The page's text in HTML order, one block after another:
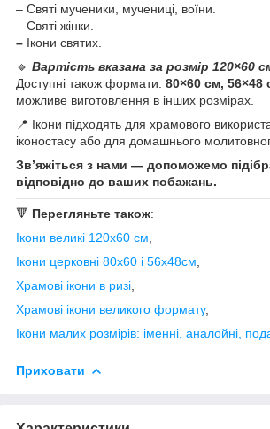
– Святі мученики, мучениці, воїни.
– Святі жінки.
– Ікони святих.
🔹 Вартість вказана за розмір 120×60
Доступні також формати: 80×60 см, 56×48
можливе виготовлення в інших розмірах.
📍 Ікони підходять для храмового
іконостасу або для домашнього
Зв’яжіться з нами — допоможемо
відповідно до ваших побажань.
🔻 Перегляньте також:
Ікони великі 120х60 см
Ікони церковні 80х60 і 56х48см
Храмові ікони в ризі
Храмові ікони великого формату,
Ікони малих розмірів: іменні, аналойні,
Приховати